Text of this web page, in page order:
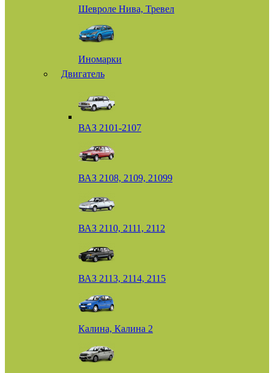
Шевроле Нива, Тревел
Иномарки
Двигатель
ВАЗ 2101-2107
ВАЗ 2108, 2109, 21099
ВАЗ 2110, 2111, 2112
ВАЗ 2113, 2114, 2115
Калина, Калина 2